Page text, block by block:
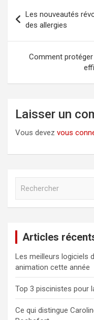
de
l’article
Les nouveautés
des allergies
Comment
Laisser un
Vous devez vous
c
h
e
r
Articles
Les meilleurs logiciels
animation cette année
Top 3 piscinistes pour
Ce qui distingue